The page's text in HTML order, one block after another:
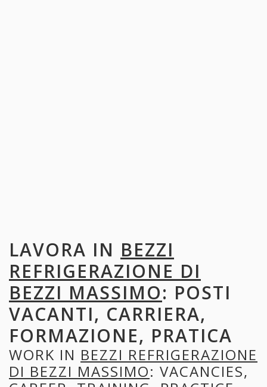
LAVORA IN BEZZI
REFRIGERAZIONE DI
BEZZI MASSIMO: POSTI
VACANTI, CARRIERA,
FORMAZIONE, PRATICA
WORK IN BEZZI REFRIGERAZIONE
DI BEZZI MASSIMO: VACANCIES,